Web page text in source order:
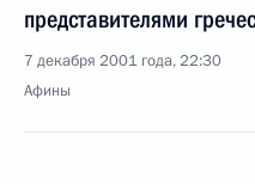
представителями
7 декабря 2001 года, 22:30
Афины